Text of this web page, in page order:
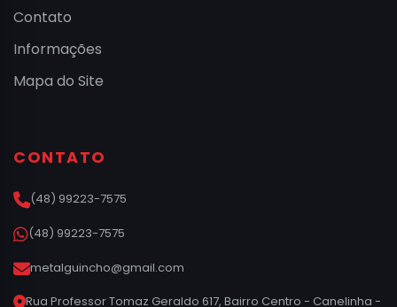
Contato
Informações
Mapa do Site
CONTATO
(48) 99223-7575
(48) 99223-7575
metalguincho@gmail.com
Rua Professor Tomaz Geraldo 617, Bairro Centro - Canelinha -